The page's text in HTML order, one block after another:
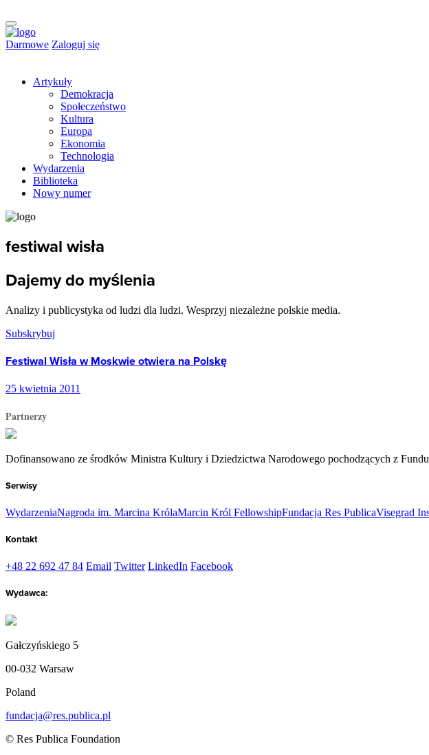
Darmowe Zaloguj się
Artykuły
Demokracja
Społeczeństwo
Kultura
Europa
Ekonomia
Technologia
Wydarzenia
Biblioteka
Nowy numer
festiwal wisła
Dajemy do myślenia
Analizy i publicystyka od ludzi dla ludzi. Wesprzyj niezależne polskie media.
Subskrybuj
Festiwal Wisła w Moskwie otwiera na Polskę
25 kwietnia 2011
Partnerzy
Dofinansowano ze środków Ministra Kultury i Dziedzictwa Narodowego pochodzących z
Serwisy
WydarzeniaNagroda im. Marcina KrólaMarcin Król FellowshipFundacja Res PublicaVisegrad
Kontakt
+48 22 692 47 84 Email Twitter LinkedIn Facebook
Wydawca:
Gałczyńskiego 5
00-032 Warsaw
Poland
fundacja@res.publica.pl
© Res Publica Foundation